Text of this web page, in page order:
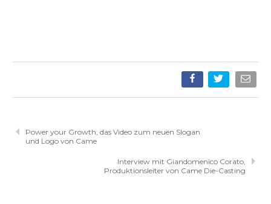
Power your Growth, das Video zum neuen Slogan
und Logo von Came
Interview mit Giandomenico Corato,
Produktionsleiter von Came Die-Casting